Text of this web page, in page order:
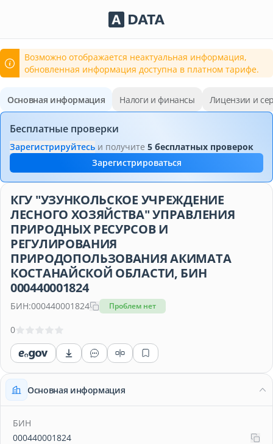
Сервисы Adata.kz
Возможно отображается неактуальная информация,
обновленная информация доступна в платном тарифе.
Основная информация Налоги и финансы Лицензии и
Бесплатные проверки
Зарегистрируйтесь и получите 5 бесплатных проверок
Зарегистрироваться
КГУ "УЗУНКОЛЬСКОЕ УЧРЕЖДЕНИЕ
ЛЕСНОГО ХОЗЯЙСТВА" УПРАВЛЕНИЯ
ПРИРОДНЫХ РЕСУРСОВ И
РЕГУЛИРОВАНИЯ
ПРИРОДОПОЛЬЗОВАНИЯ АКИМАТА
КОСТАНАЙСКОЙ ОБЛАСТИ, БИН
000440001824
БИН:000440001824 Проблем нет
0
Основная информация
БИН
000440001824